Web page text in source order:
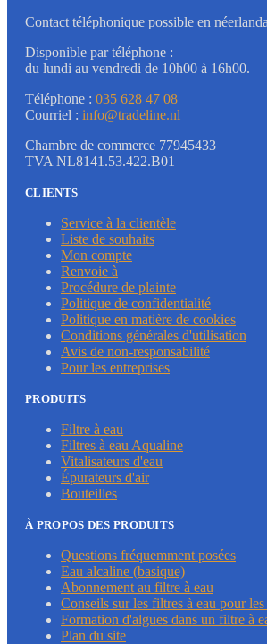
Contact téléphonique possible en
Disponible par téléphone :
du lundi au vendredi de 10h00 à 16h00.
Téléphone : 035 628 47 08
Courriel : info@tradeline.nl
Chambre de commerce 77945433
TVA NL8141.53.422.B01
CLIENTS
Service à la clientèle
Liste de souhaits
Mon compte
Renvoie à
Procédure de plainte
Politique de confidentialité
Politique en matière de cookies
Conditions générales d'utilisation
Avis de non-responsabilité
Pour les entreprises
PRODUITS
Filtre à eau
Filtres à eau Aqualine
Vitalisateurs d'eau
Épurateurs d'air
Bouteilles
À PROPOS DES PRODUITS
Questions fréquemment posées
Eau alcaline (basique)
Abonnement au filtre à eau
Conseils sur les filtres à eau pour les
Formation d'algues dans un filtre à
Plan du site